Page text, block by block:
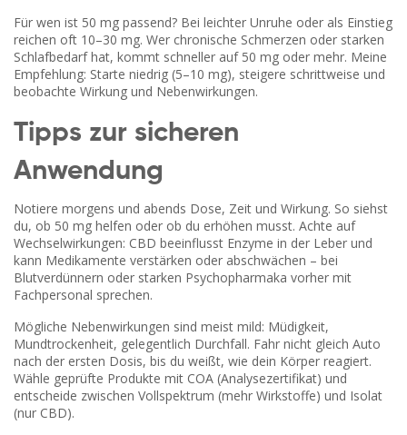
Für wen ist 50 mg passend? Bei leichter Unruhe oder als Einstieg
reichen oft 10–30 mg. Wer chronische Schmerzen oder starken
Schlafbedarf hat, kommt schneller auf 50 mg oder mehr. Meine
Empfehlung: Starte niedrig (5–10 mg), steigere schrittweise und
beobachte Wirkung und Nebenwirkungen.
Tipps zur sicheren
Anwendung
Notiere morgens und abends Dose, Zeit und Wirkung. So siehst
du, ob 50 mg helfen oder ob du erhöhen musst. Achte auf
Wechselwirkungen: CBD beeinflusst Enzyme in der Leber und
kann Medikamente verstärken oder abschwächen – bei
Blutverdünnern oder starken Psychopharmaka vorher mit
Fachpersonal sprechen.
Mögliche Nebenwirkungen sind meist mild: Müdigkeit,
Mundtrockenheit, gelegentlich Durchfall. Fahr nicht gleich Auto
nach der ersten Dosis, bis du weißt, wie dein Körper reagiert.
Wähle geprüfte Produkte mit COA (Analysezertifikat) und
entscheide zwischen Vollspektrum (mehr Wirkstoffe) und Isolat
(nur CBD).